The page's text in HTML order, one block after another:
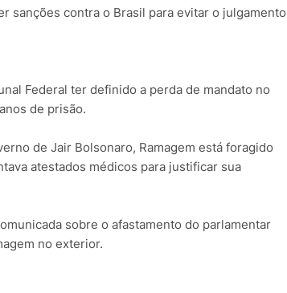
sanções contra o Brasil para evitar o julgamento
Federal ter definido a perda de mandato no
de prisão.
de Jair Bolsonaro, Ramagem está foragido
atestados médicos para justificar sua
sobre o afastamento do parlamentar
no exterior.